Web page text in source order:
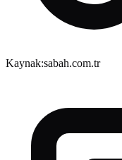
Kaynak:sabah.com.tr